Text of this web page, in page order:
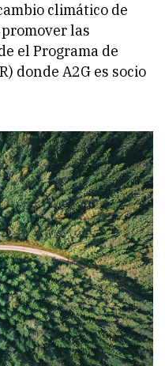
climático de
las
el Programa de
donde A2G es socio